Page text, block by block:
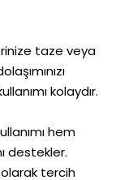
taze veya
kolaydır.
hem
destekler.
tercih